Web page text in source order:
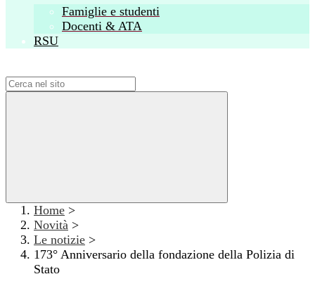
Famiglie e studenti
Docenti & ATA
RSU
Home >
Novità >
Le notizie >
173° Anniversario della fondazione della Polizia di
Stato